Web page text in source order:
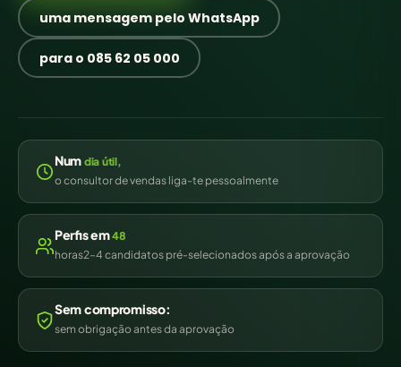
uma mensagem pelo WhatsApp
para o 085 62 05 000
Num dia útil,
o consultor de vendas liga-te pessoalmente
Perfis em48
horas2–4 candidatos pré-selecionados após a aprovação
Sem compromisso:
sem obrigação antes da aprovação